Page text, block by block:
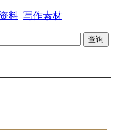
料 写作素材